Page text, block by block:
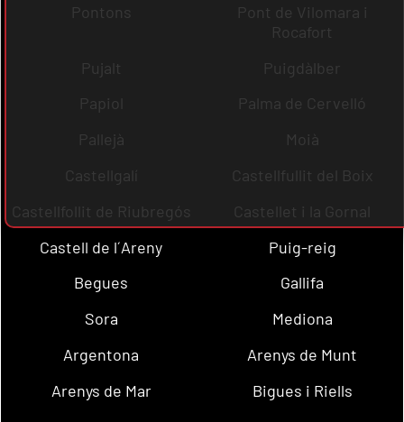
Pontons
Pont de Vilomara i
Rocafort
Pujalt
Puigdàlber
Papiol
Palma de Cervelló
Pallejà
Moià
Castellgalí
Castellfullit del Boix
Castellfollit de Riubregós
Castellet i la Gornal
Castell de l´Areny
Puig-reig
Begues
Gallifa
Sora
Mediona
Argentona
Arenys de Munt
Arenys de Mar
Bigues i Riells